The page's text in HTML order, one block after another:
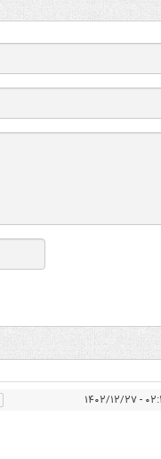
۱۲/۲۷